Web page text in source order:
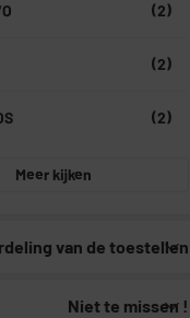
(2)
(2)
(2)
Meer kijken
van de toestellen
Niet te missen !